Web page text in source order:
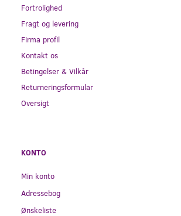
Fortrolighed
Fragt og levering
Firma profil
Kontakt os
Betingelser & Vilkår
Returneringsformular
Oversigt
KONTO
Min konto
Adressebog
Ønskeliste